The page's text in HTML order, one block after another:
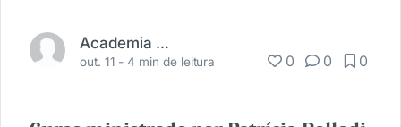
Academia Médica
out. 11 -4 min de leitura 0 0 0